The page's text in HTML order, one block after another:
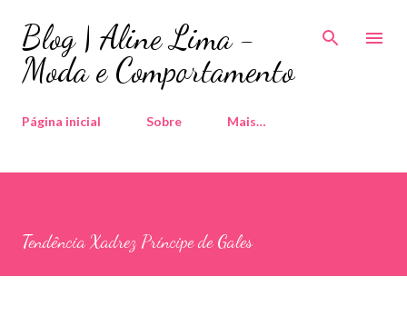
Pular para o conteúdo principal
Blog | Aline Lima -
Moda e Comportamento
Página inicial Sobre Mais…
Tendência Xadrez Príncipe de Gales